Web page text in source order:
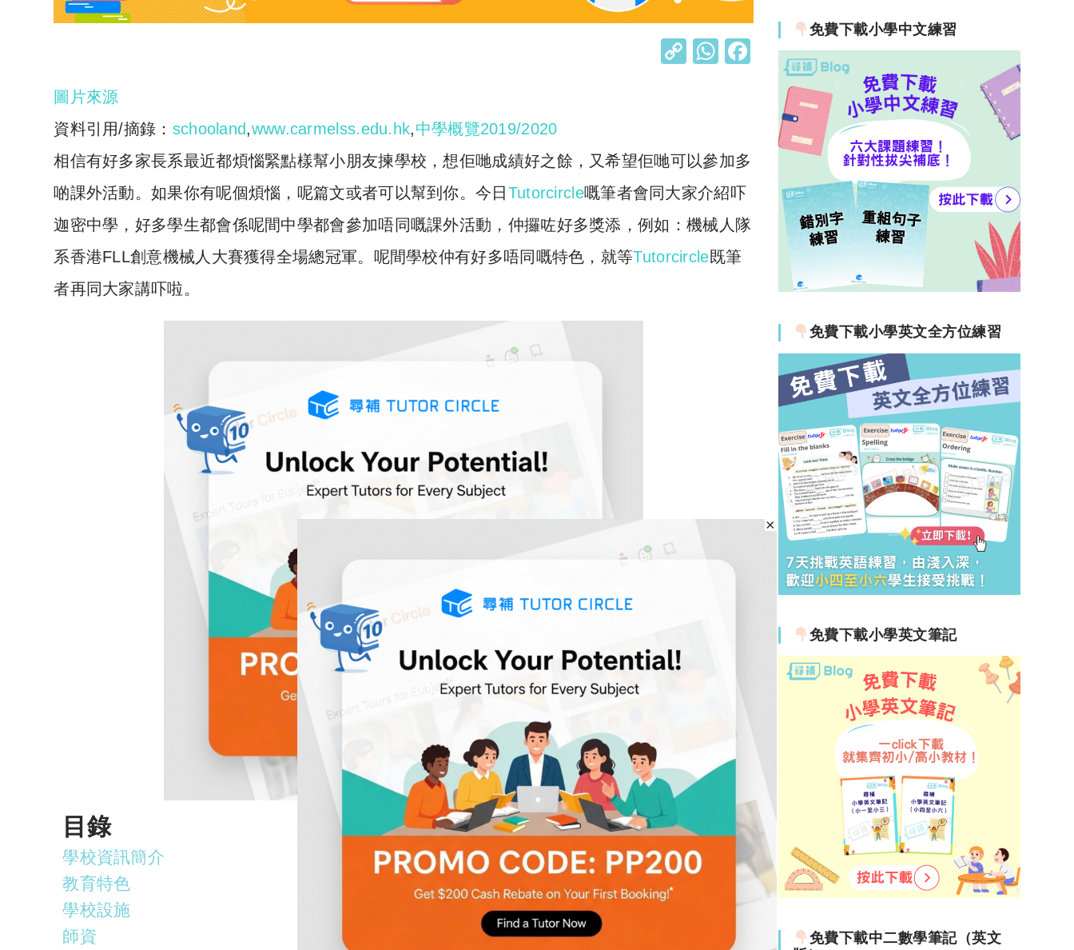
C
Li
n
k
W
A
p
p
圖片來源
資料引用/摘錄： schooland,www.carmelss.edu.hk,中學概覽2019/2020
相信有好多家長系最近都煩惱緊點樣幫小朋友揀學校，想佢哋成績好之餘，又希望佢哋可以參加多
啲課外活動。如果你有呢個煩惱，呢篇文或者可以幫到你。今日 Tutorcircle嘅筆者會同大家介紹吓
迦密中學，好多學生都會係呢間中學都會參加唔同嘅課外活動，仲攞咗好多獎添，例如：機械人隊
系香港FLL創意機械人大賽獲得全場總冠軍。呢間學校仲有好多唔同嘅特色，就等Tutorcircle既筆
者再同大家講吓啦。
目錄
學校資訊簡介
教育特色
學校設施
師資
免費下載小學中文練習
免費下載小學英文全方位練習
免費下載小學英文筆記
免費下載中二數學筆記（英文